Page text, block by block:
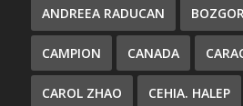
ANDREEA RADUCAN BOZGOR
CAMPION CANADA
CAROL ZHAO CEHIA. HALEP